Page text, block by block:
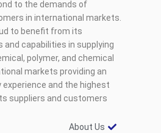
to the demands of
in international markets.
to benefit from its
capabilities in supplying
polymer, and chemical
markets providing an
experience and the highest
suppliers and customers.
About Us